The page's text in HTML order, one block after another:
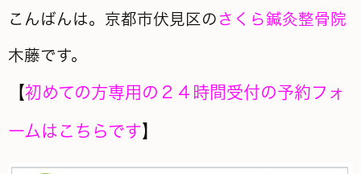
こんばんは。京都市伏見区の さくら鍼灸整骨院
木藤です。
【初めての方専用の２４時間受付の予約フォ
ームはこちらです】